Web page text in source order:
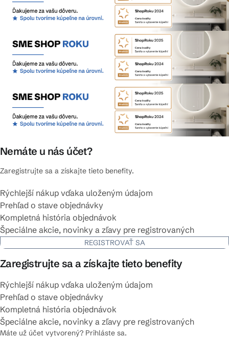
Nemáte u nás účet?
Zaregistrujte sa a získajte tieto benefity.
Rýchlejší nákup vďaka uloženým údajom
Prehľad o stave objednávky
Kompletná história objednávok
Špeciálne akcie, novinky a zľavy pre registrovaných
REGISTROVAŤ SA
Zaregistrujte sa a získajte tieto benefity
Rýchlejší nákup vďaka uloženým údajom
Prehľad o stave objednávky
Kompletná história objednávok
Špeciálne akcie, novinky a zľavy pre registrovaných
Máte už účet vytvorený? Prihláste sa.